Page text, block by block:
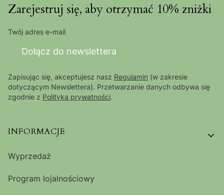
Zarejestruj się, aby otrzymać 10% zniżki
Twój adres e-mail
Dołącz do newslettera
Zapisując się, akceptujesz nasz Regulamin (w zakresie
dotyczącym Newslettera). Przetwarzanie danych odbywa się
zgodnie z Polityką prywatności.
Linki w stopce
INFORMACJE
Wyprzedaż
Program lojalnościowy